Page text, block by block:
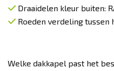
Draaidelen kleur buiten:
Roeden verdeling tussen
Welke dakkapel past het